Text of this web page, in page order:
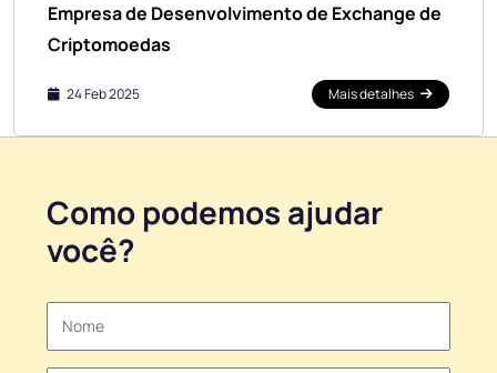
Empresa de Desenvolvimento de Exchange de
Criptomoedas
24 Feb 2025 Mais detalhes
Como podemos ajudar
você?